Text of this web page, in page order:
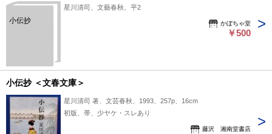
小伝抄
星川清司、文藝春秋、平2
かぼちゃ堂
￥500
小伝抄 ＜文春文庫＞
星川清司 著、文芸春秋、1993、257p、16cm
初版、帯、少ヤケ・スレあり
藤沢 湘南堂書店